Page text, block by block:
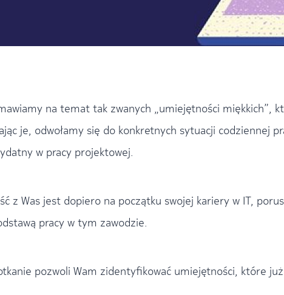
na temat tak zwanych „umiejętności miękkich”,
je, odwołamy się do konkretnych sytuacji codziennej
w pracy projektowej.
z Was jest dopiero na początku swojej kariery w IT,
pracy w tym zawodzie.
pozwoli Wam zidentyfikować umiejętności, które